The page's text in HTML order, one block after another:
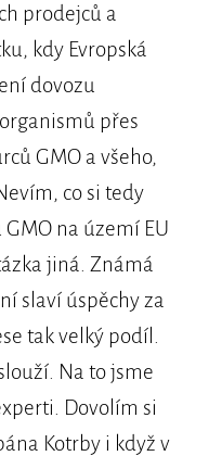
prodejců a
kdy Evropská
dovozu
přes
GMO a všeho,
co si tedy
na území EU
jiná. Známá
slaví úspěchy za
tak velký podíl.
Na to jsme
Dovolím si
Kotrby i když v